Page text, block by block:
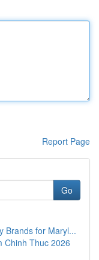
Report Page
Go
Brands for Maryl...
Chinh Thuc 2026